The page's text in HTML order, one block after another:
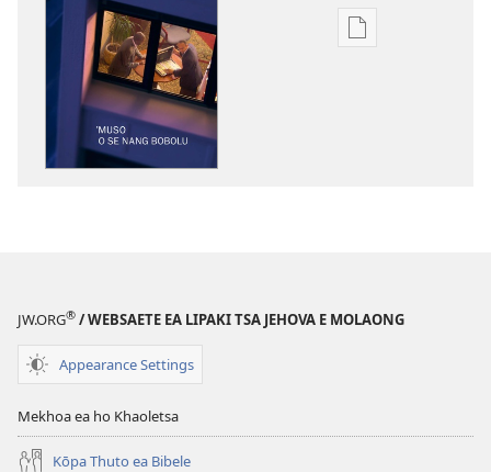
Khetho
se
JW.ORG® / WEBSAETE EA LIPAKI TSA JEHOVA E MOLAONG
Appearance Settings
Mekhoa ea ho Khaoletsa
Kōpa Thuto ea Bibele